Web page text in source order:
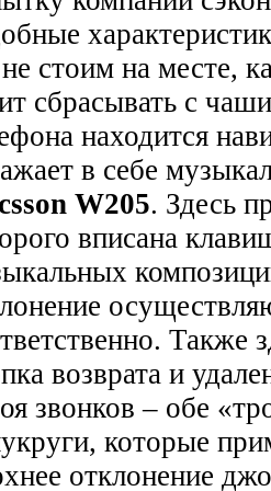
стоим на месте,
сбрасывать с
находится
в себе
W205. Здесь
вписана
Также
возврата и
звонков – обе
которые
отклонение